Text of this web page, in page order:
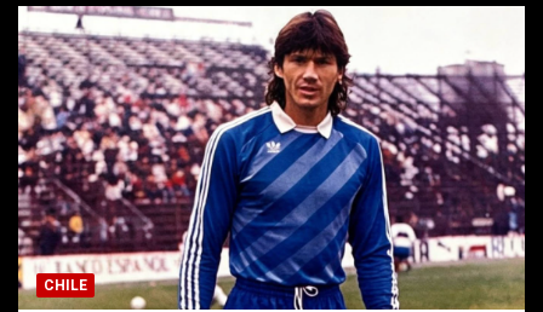
CHILE